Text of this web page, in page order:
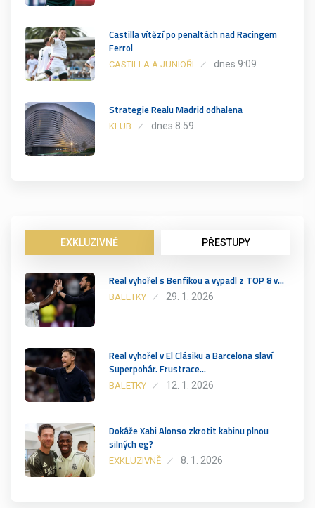
Castilla vítězí po penaltách nad Racingem
Ferrol
CASTILLA A JUNIOŘI dnes 9:09
Strategie Realu Madrid odhalena
KLUB dnes 8:59
EXKLUZIVNĚ PŘESTUPY
Real vyhořel s Benfikou a vypadl z TOP 8 v…
BALETKY 29. 1. 2026
Real vyhořel v El Clásiku a Barcelona slaví
Superpohár. Frustrace…
BALETKY 12. 1. 2026
Dokáže Xabi Alonso zkrotit kabinu plnou
silných eg?
EXKLUZIVNĚ 8. 1. 2026